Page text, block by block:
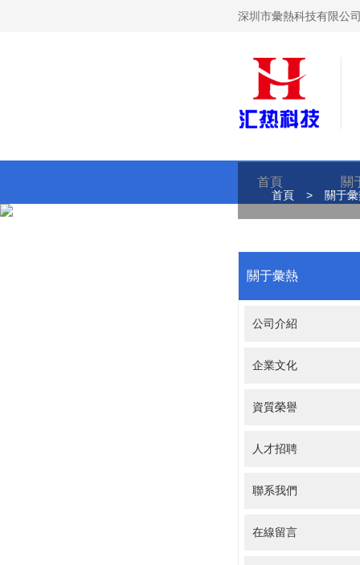
深圳市彙熱科技有限公
首頁 關
首頁 > 關于
關于彙熱
公司介紹
企業文化
資質榮譽
人才招聘
聯系我們
在線留言